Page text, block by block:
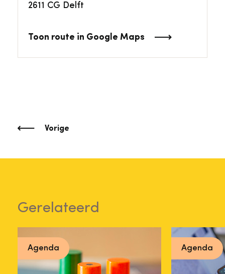
2611 CG Delft
Toon route in Google Maps
Vorige
Gerelateerd
Agenda Agenda